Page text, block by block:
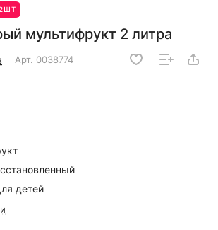
мультифрукт 2 литра
Арт. 0038774
детей